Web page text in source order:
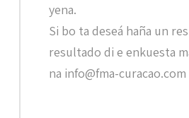
yena.
Si bo ta deseá haña un
resultado di e enkuesta
na info@fma-curacao.com